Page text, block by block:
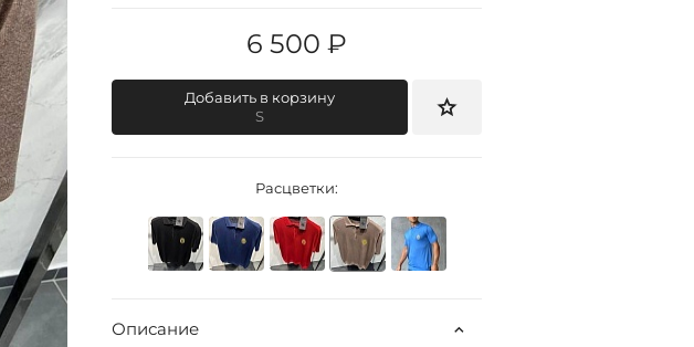
6 500 ₽
Добавить в корзину
S
Расцветки:
Описание